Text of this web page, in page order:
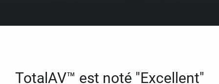
TotalAV™ est noté "Excellent"